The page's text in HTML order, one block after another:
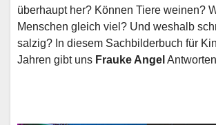
überhaupt her? Können Tiere weinen?
Menschen gleich viel? Und weshalb
salzig? In diesem Sachbilderbuch für
Jahren gibt uns Frauke Angel